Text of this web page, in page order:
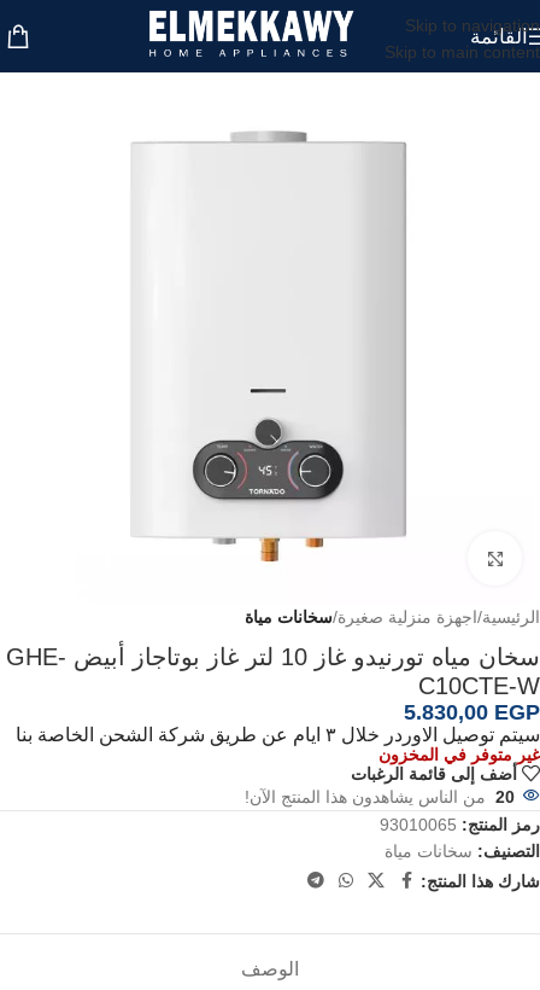
Skip to navigation
Skip to main content
القائمة
غير متوفر
الرئيسية اجهزة منزلية صغيرة سخانات مياة
سخان مياه تورنيدو غاز 10 لتر غاز بوتاجاز أبيض GHE-
C10CTE-W
5.830,00 EGP
سيتم توصيل الاوردر خلال ٣ ايام عن طريق شركة الشحن الخاصة بنا
غير متوفر في المخزون
أضف إلى قائمة الرغبات
20 من الناس يشاهدون هذا المنتج الآن!
رمز المنتج: 93010065
التصنيف: سخانات مياة
شارك هذا المنتج:
الوصف